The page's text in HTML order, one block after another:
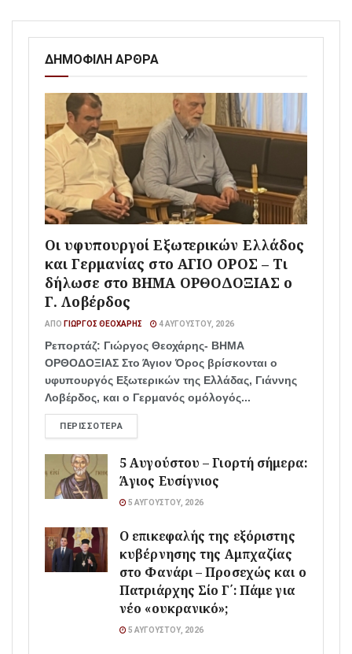
ΔΗΜΟΦΙΛΗ ΑΡΘΡΑ
Οι υφυπουργοί Εξωτερικών Ελλάδος
και Γερμανίας στο ΑΓΙΟ ΟΡΟΣ – Τι
δήλωσε στο ΒΗΜΑ ΟΡΘΟΔΟΞΙΑΣ ο
Γ. Λοβέρδος
ΑΠΌ ΓΙΏΡΓΟΣ ΘΕΟΧΆΡΗΣ 4 ΑΥΓΟΎΣΤΟΥ, 2026
Ρεπορτάζ: Γιώργος Θεοχάρης- ΒΗΜΑ
ΟΡΘΟΔΟΞΙΑΣ Στο Άγιον Όρος βρίσκονται ο
υφυπουργός Εξωτερικών της Ελλάδας, Γιάννης
Λοβέρδος, και ο Γερμανός ομόλογός...
ΠΕΡΙΣΣΌΤΕΡΑ
5 Αυγούστου – Γιορτή σήμερα:
Άγιος Ευσίγνιος
5 ΑΥΓΟΎΣΤΟΥ, 2026
Ο επικεφαλής της εξόριστης
κυβέρνησης της Αμπχαζίας
στο Φανάρι – Προσεχώς και ο
Πατριάρχης Σίο Γ΄: Πάμε για
νέο «ουκρανικό»;
5 ΑΥΓΟΎΣΤΟΥ, 2026